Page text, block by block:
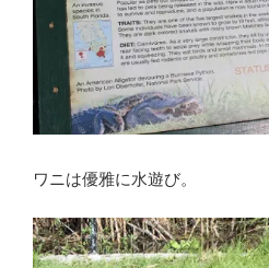
ワニは優雅に水遊び。